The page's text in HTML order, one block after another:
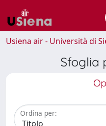
Usiena air - Università di
Sfoglia
Ordina per: